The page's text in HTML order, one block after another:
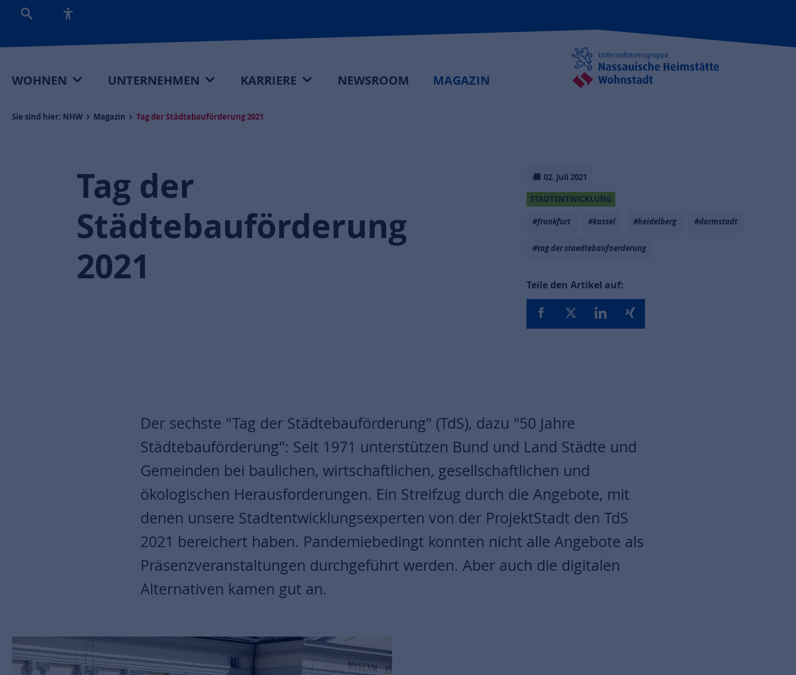
WOHNEN UNTERNEHMEN KARRIERE NEWSROOM MAGAZIN
Sie sind hier: NHW Magazin Tag der Städtebauförderung 2021
02. Juli 2021
STADTENTWICKLUNG
#frankfurt #kassel #heidelberg #darmstadt
#tag der staedtebaufoerderung
Teile den Artikel auf:
Tag der
Städtebauförderung
2021
Der sechste "Tag der Städtebauförderung" (TdS), dazu "50 Jahre
Städtebauförderung": Seit 1971 unterstützen Bund und Land Städte und
Gemeinden bei baulichen, wirtschaftlichen, gesellschaftlichen und
ökologischen Herausforderungen. Ein Streifzug durch die Angebote, mit
denen unsere Stadtentwicklungsexperten von der ProjektStadt den TdS
2021 bereichert haben. Pandemiebedingt konnten nicht alle Angebote als
Präsenzveranstaltungen durchgeführt werden. Aber auch die digitalen
Alternativen kamen gut an.